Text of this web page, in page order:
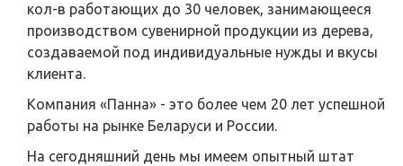
кол-в работающих до 30 человек, занимающееся
производством сувенирной продукции из дерева,
создаваемой под индивидуальные нужды и вкусы
клиента.
Компания «Панна» - это более чем 20 лет успешной
работы на рынке Беларуси и России.
На сегодняшний день мы имеем опытный штат